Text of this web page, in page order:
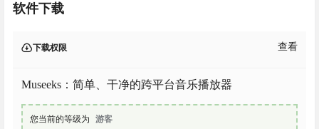
软件下载
下载权限 查看
Museeks：简单、干净的跨平台音乐播放器
您当前的等级为 游客